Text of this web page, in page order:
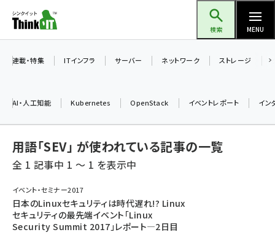
ン
ツ
検索 MENU
加藤銘のチーム貢献～仲間と築いた勝利の絆～ (2314)
北海道をのんびり旅する晴山佳須夫のヒント集！ (2034)
drupal (1955)
連載・特集 ITインフラ サーバー ネットワーク ストレージ
AI・人工知能 Kubernetes OpenStack イベントレポート イン
用語「SEV」 が使われている記事の一覧
全 1 記事中 1 ～ 1 を表示中
イベント・セミナー2017
日本のLinuxセキュリティは時代遅れ!? Linux
セキュリティの最先端イベント「Linux
Security Summit 2017」レポート―2日目